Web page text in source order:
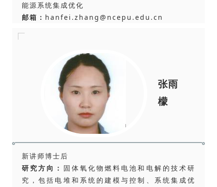
能源系统集成优化
邮箱： hanfei.zhang@ncepu.edu.cn
张雨
檬
新讲师博士后
研究方向： 固体氧化物燃料电池和电解的技术研
究，包括电堆和系统的建模与控制、系统集成优